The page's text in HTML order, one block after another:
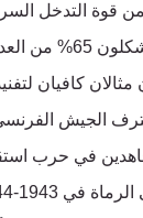
قوة التدخل
إيطاليا (حيث كانوا
وهذان مثالان كافيان
الجيش
في حرب